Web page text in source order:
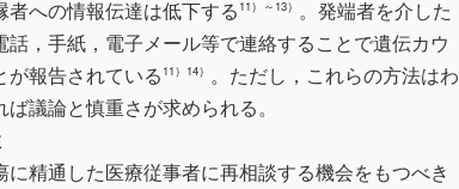
への情報伝達は低下する 11）～13） 。発端者を介した
，手紙，電子メール等で連絡することで遺伝カウ
が報告されている 11）14） 。ただし，これらの方法はわ
議論と慎重さが求められる。
精通した医療従事者に再相談する機会をもつべき